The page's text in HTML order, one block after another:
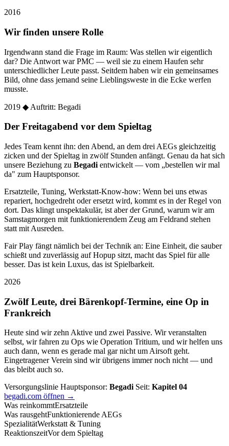
2016
Wir finden unsere Rolle
Irgendwann stand die Frage im Raum: Was stellen wir eigentlich
dar? Die Antwort war PMC — weil sie zu einem Haufen sehr
unterschiedlicher Leute passt. Seitdem haben wir ein gemeinsames
Bild, ohne dass jemand seine Lieblingsweste in die Ecke werfen
musste.
2019 ◆ Auftritt: Begadi
Der Freitagabend vor dem Spieltag
Jedes Team kennt ihn: den Abend, an dem drei AEGs gleichzeitig
zicken und der Spieltag in zwölf Stunden anfängt. Genau da hat sich
unsere Beziehung zu Begadi entwickelt — vom „bestellen wir mal
da" zum Hauptsponsor.
Ersatzteile, Tuning, Werkstatt-Know-how: Wenn bei uns etwas
repariert, hochgedreht oder ersetzt wird, kommt es in der Regel von
dort. Das klingt unspektakulär, ist aber der Grund, warum wir am
Samstagmorgen mit funktionierendem Zeug am Feldrand stehen
statt mit Ausreden.
Fair Play fängt nämlich bei der Technik an: Eine Einheit, die sauber
schießt und zuverlässig auf Hopup sitzt, macht das Spiel für alle
besser. Das ist kein Luxus, das ist Spielbarkeit.
2026
Zwölf Leute, drei Bärenkopf-Termine, eine Op in
Frankreich
Heute sind wir zehn Aktive und zwei Passive. Wir veranstalten
selbst, wir fahren zu Ops wie Operation Tritium, und wir helfen uns
auch dann, wenn es gerade mal gar nicht um Airsoft geht.
Eingetragener Verein sind wir übrigens immer noch nicht — und
das bleibt auch so.
Versorgungslinie Hauptsponsor: Begadi Seit: Kapitel 04
begadi.com öffnen →
Was reinkommtErsatzteile
Was rausgehtFunktionierende AEGs
SpezialitätWerkstatt & Tuning
ReaktionszeitVor dem Spieltag